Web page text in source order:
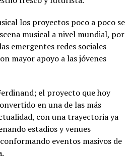
los proyectos poco a poco se
musical a nivel mundial, por
emergentes redes sociales
mayor apoyo a las jóvenes
el proyecto que hoy
en una de las más
con una trayectoria ya
estadios y venues
eventos masivos de